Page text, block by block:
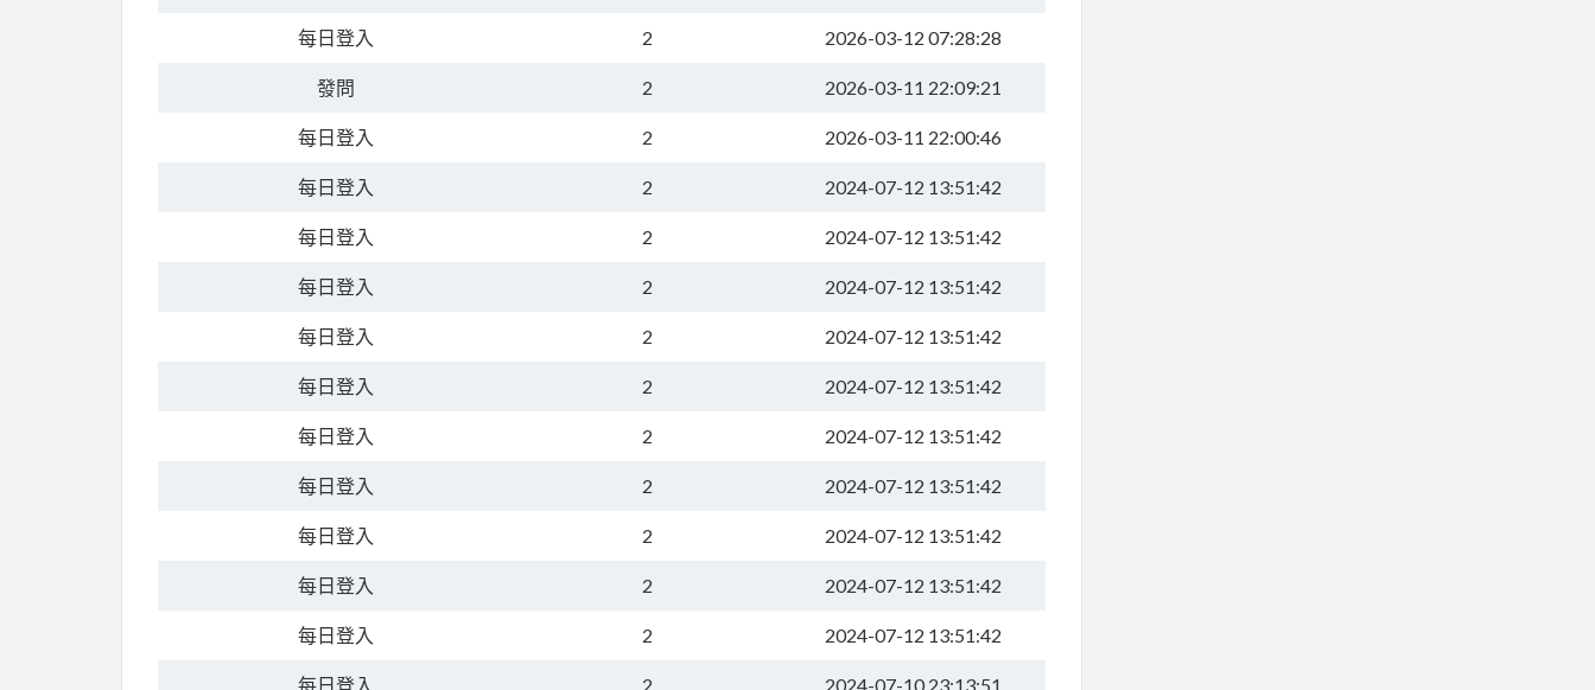
每日登入 2 2026-03-12 07:28:28
發問 2 2026-03-11 22:09:21
每日登入 2 2026-03-11 22:00:46
每日登入 2 2024-07-12 13:51:42
每日登入 2 2024-07-12 13:51:42
每日登入 2 2024-07-12 13:51:42
每日登入 2 2024-07-12 13:51:42
每日登入 2 2024-07-12 13:51:42
每日登入 2 2024-07-12 13:51:42
每日登入 2 2024-07-12 13:51:42
每日登入 2 2024-07-12 13:51:42
每日登入 2 2024-07-12 13:51:42
每日登入 2 2024-07-12 13:51:42
每日登入 2 2024-07-10 23:13:51